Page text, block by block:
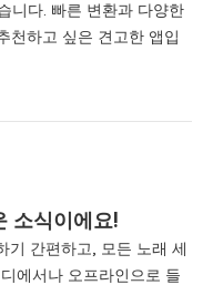
니다. 빠른 변환과 다양한
천하고 싶은 견고한 앱입
소식이에요!
기 간편하고, 모든 노래 세
에서나 오프라인으로 들